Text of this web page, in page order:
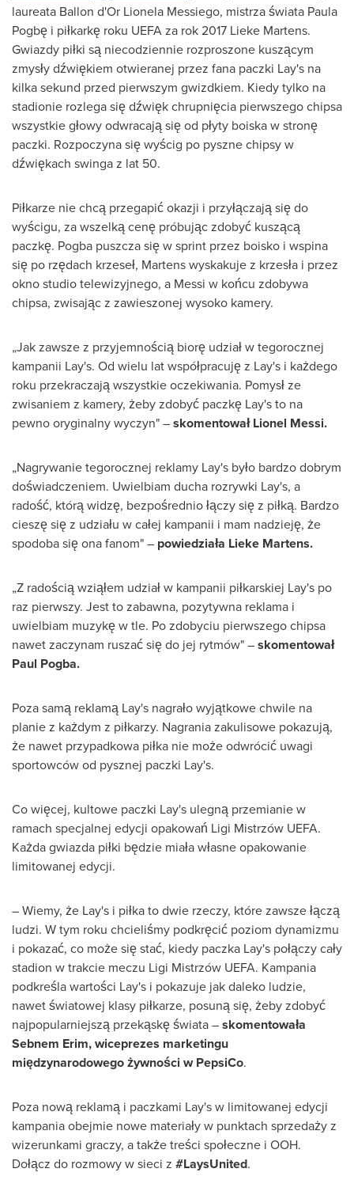
laureata Ballon d'Or Lionela Messiego, mistrza świata Paula
Pogbę i piłkarkę roku UEFA za rok 2017 Lieke Martens.
Gwiazdy piłki są niecodziennie rozproszone kuszącym
zmysły dźwiękiem otwieranej przez fana paczki Lay's na
kilka sekund przed pierwszym gwizdkiem. Kiedy tylko na
stadionie rozlega się dźwięk chrupnięcia pierwszego chipsa
wszystkie głowy odwracają się od płyty boiska w stronę
paczki. Rozpoczyna się wyścig po pyszne chipsy w
dźwiękach swinga z lat 50.
Piłkarze nie chcą przegapić okazji i przyłączają się do
wyścigu, za wszelką cenę próbując zdobyć kuszącą
paczkę. Pogba puszcza się w sprint przez boisko i wspina
się po rzędach krzeseł, Martens wyskakuje z krzesła i przez
okno studio telewizyjnego, a Messi w końcu zdobywa
chipsa, zwisając z zawieszonej wysoko kamery.
„Jak zawsze z przyjemnością biorę udział w tegorocznej
kampanii Lay's. Od wielu lat współpracuję z Lay's i każdego
roku przekraczają wszystkie oczekiwania. Pomysł ze
zwisaniem z kamery, żeby zdobyć paczkę Lay's to na
pewno oryginalny wyczyn" –skomentowałLionel Messi.
„Nagrywanie tegorocznej reklamy Lay's było bardzo dobrym
doświadczeniem. Uwielbiam ducha rozrywki Lay's, a
radość, którą widzę, bezpośrednio łączy się z piłką. Bardzo
cieszę się z udziału w całej kampanii i mam nadzieję, że
spodoba się ona fanom" – powiedziała Lieke Martens.
„Z radością wziąłem udział w kampanii piłkarskiej Lay's po
raz pierwszy. Jest to zabawna, pozytywna reklama i
uwielbiam muzykę w tle. Po zdobyciu pierwszego chipsa
nawet zaczynam ruszać się do jej rytmów" –skomentował
Paul Pogba.
Poza samą reklamą Lay's nagrało wyjątkowe chwile na
planie z każdym z piłkarzy. Nagrania zakulisowe pokazują,
że nawet przypadkowa piłka nie może odwrócić uwagi
sportowców od pysznej paczki Lay's.
Co więcej, kultowe paczki Lay's ulegną przemianie w
ramach specjalnej edycji opakowań Ligi Mistrzów UEFA.
Każda gwiazda piłki będzie miała własne opakowanie
limitowanej edycji.
– Wiemy, że Lay's i piłka to dwie rzeczy, które zawsze łączą
ludzi. W tym roku chcieliśmy podkręcić poziom dynamizmu
i pokazać, co może się stać, kiedy paczka Lay's połączy cały
stadion w trakcie meczu Ligi Mistrzów UEFA. Kampania
podkreśla wartości Lay's i pokazuje jak daleko ludzie,
nawet światowej klasy piłkarze, posuną się, żeby zdobyć
najpopularniejszą przekąskę świata –skomentowała
Sebnem Erim, wiceprezes marketingu
międzynarodowego żywności w PepsiCo.
Poza nową reklamą i paczkami Lay's w limitowanej edycji
kampania obejmie nowe materiały w punktach sprzedaży z
wizerunkami graczy, a także treści społeczne i OOH.
Dołącz do rozmowy w sieci z #LaysUnited.